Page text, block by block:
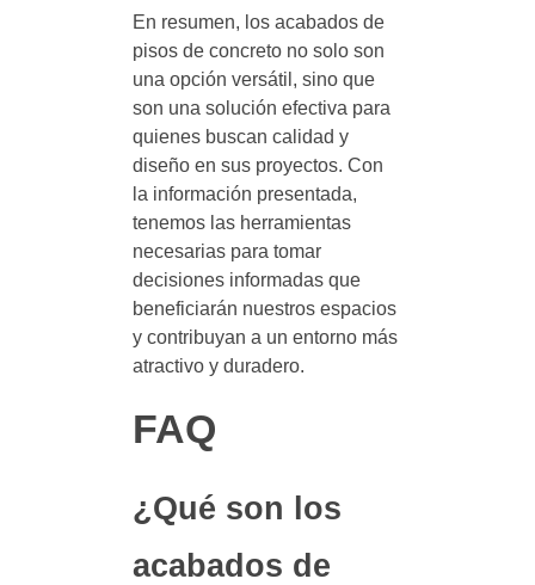
En resumen, los acabados de
pisos de concreto no solo son
una opción versátil, sino que
son una solución efectiva para
quienes buscan calidad y
diseño en sus proyectos. Con
la información presentada,
tenemos las herramientas
necesarias para tomar
decisiones informadas que
beneficiarán nuestros espacios
y contribuyan a un entorno más
atractivo y duradero.
FAQ
¿Qué son los
acabados de